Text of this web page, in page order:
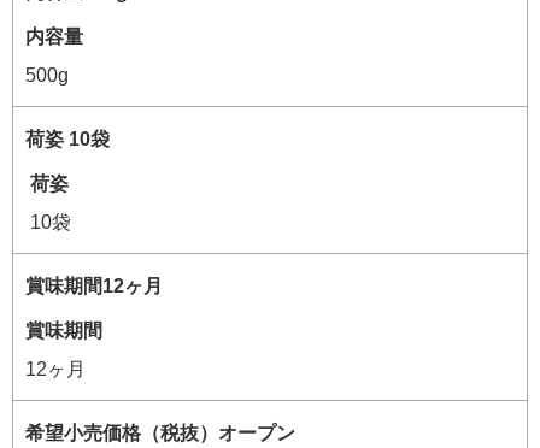
内容量
500g
荷姿
10袋
賞味期間
12ヶ月